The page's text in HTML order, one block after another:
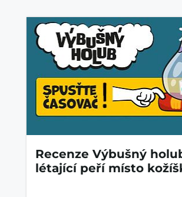
Recenze Výbušný
létající peří místo